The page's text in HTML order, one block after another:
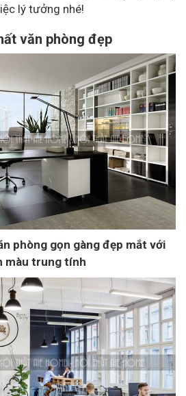
lý tưởng nhé!
văn phòng đẹp
phòng gọn gàng đẹp mắt với
màu trung tính